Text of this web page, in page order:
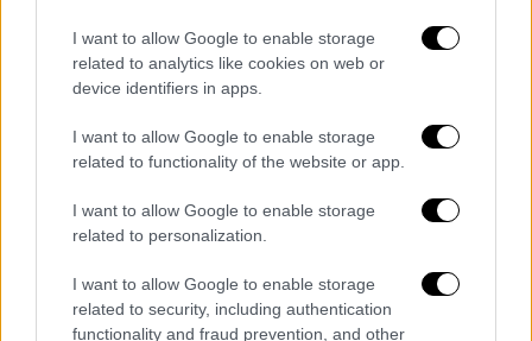
I want to allow Google to enable storage
related to analytics like cookies on web or
device identifiers in apps.
I want to allow Google to enable storage
related to functionality of the website or app.
I want to allow Google to enable storage
related to personalization.
I want to allow Google to enable storage
related to security, including authentication
functionality and fraud prevention, and other
και της Θράκης, ενώ ειδικά στη Θράκη θα
χιονίσει κατά τόπους ακόμη και στα πεδινά ή
και παραθαλάσσια τμήματα.
«Στην κεντρική Μακεδονία ίσως έχουμε και
χαμηλότερα από τα ημιορεινά. Για
παράδειγμα, στους Ν. Κιλκίς, Ν. Πέλλας αλλά
και στα βορειότερα τμήματα του Νομού
Θεσσαλονίκης. Δεν θα είναι παντού πυκνά τα